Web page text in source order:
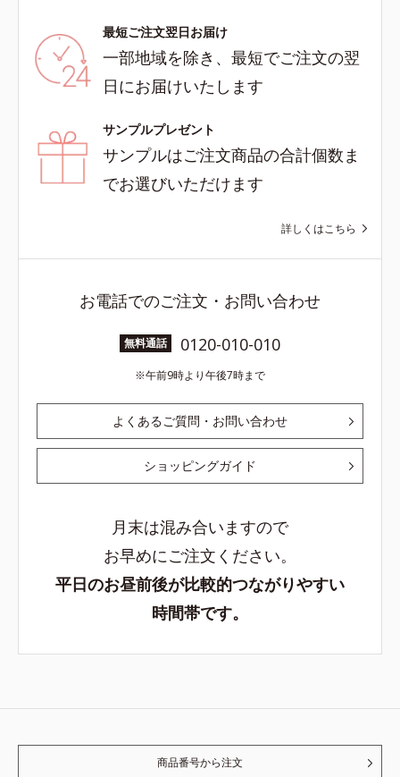
最短ご注文翌日お届け
一部地域を除き、最短でご注文の翌
日にお届けいたします
サンプルプレゼント
サンプルはご注文商品の合計個数ま
でお選びいただけます
詳しくはこちら
お電話でのご注文・お問い合わせ
無料通話 0120-010-010
午前9時より午後7時まで
よくあるご質問・お問い合わせ
ショッピングガイド
月末は混み合いますので
お早めにご注文ください。
平日のお昼前後が比較的つながりやすい
時間帯です。
商品番号から注文